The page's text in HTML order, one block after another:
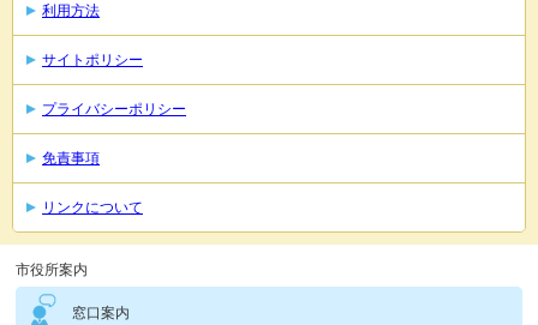
利用方法
サイトポリシー
プライバシーポリシー
免責事項
リンクについて
市役所案内
窓口案内